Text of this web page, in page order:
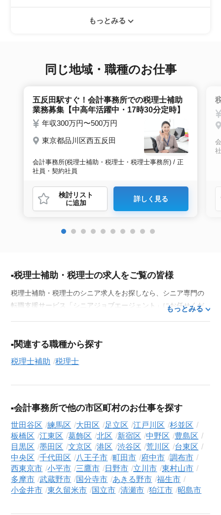
就職実績も多数ありますので年齢に気負いせず
ぜひ紹介依頼へ進んでください。
ーとヒアリングのお時間を頂きます。その後希
もっとみる
同じ地域・職種のお仕事
五反田駅すぐ！会計事務所での税理士補助
業務募集【中高年活躍中・17時30分定時】
年収300万円〜500万円
東京都品川区西五反田
会計事務所(税理士補助・税理士・税理士事務所) / 正
社員・契約社員
検討リスト
に追加
詳しく見る
税理士補助・税理士の求人をご覧の皆様
税理士補助・税理士のシニア求人をお探しなら、シニア専門の
転職支援サービス「シニアジョブエージェント」にお任せくだ
を徹底的にサポートします。この求人を含む
サービスだけの非公開求人です。
ご利用の流れ
る」ボタンからご登録ください。シニア専門のキャリアアドバ
イザーが、これまでのご経歴やご希望を丁寧にヒアリングし、
職務経歴書の作成から面接対策、企業との条件交渉まで、転職
活動の全プロセスを無料でサポートいたします。
求人検索について
シニアジョブエージェントでは、豊富な求人情報の中から、あ
なたの希望に合ったお仕事を簡単に見つけられます。雇用形態
もっとみる
関連する職種から探す
税理士補助 税理士
会計事務所で他の市区町村のお仕事を探す
世田谷区 練馬区 大田区 足立区 江戸川区
杉並区
板橋区
江東区 葛飾区 北区 新宿区 中野区
豊島区
目黒区
墨田区 文京区 港区 渋谷区 荒川区
台東区
中央区
千代田区 八王子市 町田市 府中市
調布市
西東京市
小平市 三鷹市 日野市 立川市
東村山市
多摩市
武蔵野市 国分寺市 あきる野市
福生市
小金井市
東久留米市 国立市 清瀬市 狛江市 昭島市